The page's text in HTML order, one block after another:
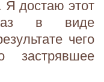
Я достаю этот
в виде
чего
застрявшее